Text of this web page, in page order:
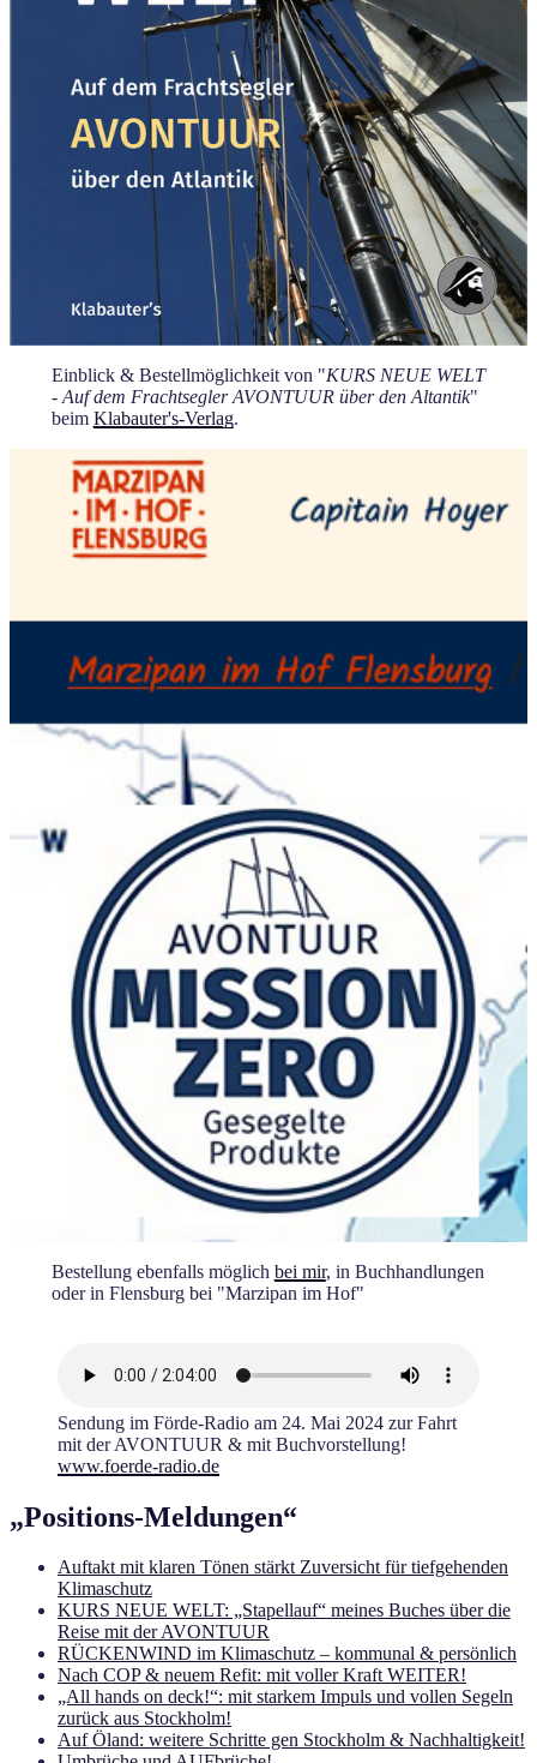
Einblick & Bestellmöglichkeit von "KURS NEUE WELT
- Auf dem Frachtsegler AVONTUUR über den Altantik"
beim Klabauter's-Verlag.
Bestellung ebenfalls möglich bei mir, in Buchhandlungen
oder in Flensburg bei "Marzipan im Hof"
Sendung im Förde-Radio am 24. Mai 2024 zur Fahrt
mit der AVONTUUR & mit Buchvorstellung!
www.foerde-radio.de
„Positions-Meldungen“
Auftakt mit klaren Tönen stärkt Zuversicht für tiefgehenden
Klimaschutz
KURS NEUE WELT: „Stapellauf“ meines Buches über die
Reise mit der AVONTUUR
RÜCKENWIND im Klimaschutz – kommunal & persönlich
Nach COP & neuem Refit: mit voller Kraft WEITER!
„All hands on deck!“: mit starkem Impuls und vollen Segeln
zurück aus Stockholm!
Auf Öland: weitere Schritte gen Stockholm & Nachhaltigkeit!